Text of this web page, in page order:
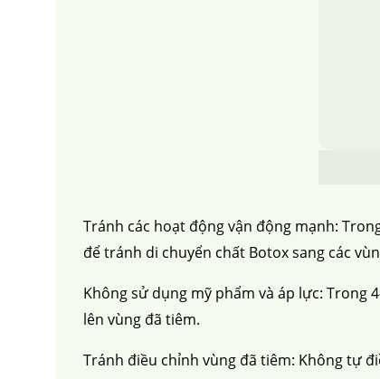
Tránh các hoạt động vận động mạnh:
để tránh di chuyển chất Botox sang các
Không sử dụng mỹ phẩm và áp lực: Trong
lên vùng đã tiêm.
Tránh điều chỉnh vùng đã tiêm: Không tự